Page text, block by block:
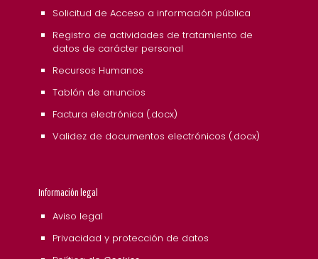
Solicitud de Acceso a información pública
Registro de actividades de tratamiento de
datos de carácter personal
Recursos Humanos
Tablón de anuncios
Factura electrónica (.docx)
Validez de documentos electrónicos (.docx)
Información legal
Aviso legal
Privacidad y protección de datos